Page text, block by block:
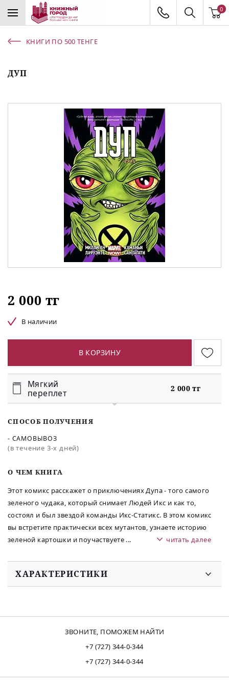
0
КНИГИ ПО 500 ТЕНГЕ
ДУП
O ЧЕМ КНИГА
Этот комикс расскажет о приключениях Дупа - того самого
зеленого чудака, который снимает Людей Икс и как то,
состоял и был звездой команды Икс-Статикс. В этом комикс
вы встретите практически всех мутантов, узнаете историю
зеленой картошки и поучаствуете ... читать далее
2 000 тг
В наличии
В КОРЗИНУ
Мягкий
переплет
2 000 тг
СПОСОБ ПОЛУЧЕНИЯ
- САМОВЫВОЗ
(в течение 3-х дней)
ХАРАКТЕРИСТИКИ
ЗВОНИТЕ, ПОМОЖЕМ НАЙТИ
+7 (727) 344-0-344
+7 (727) 344-0-344